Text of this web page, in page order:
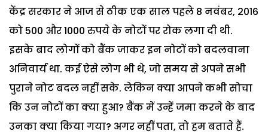
केंद्र सरकार ने आज से ठीक एक साल पहले 8 नवंबर, 2016
को 500 और 1000 रुपये के नोटों पर रोक लगा दी थी.
इसके बाद लोगों को बैंक जाकर इन नोटों को बदलवाना
अनिवार्य था. कई ऐसे लोग भी थे, जो समय से अपने सभी
पुराने नोट बदल नहीं सके. लेकिन क्या आपने कभी सोचा
कि उन नोटों का क्या हुआ? बैंक में उन्हें जमा करने के बाद
उनका क्या किया गया? अगर नहीं पता, तो हम बताते हैं.